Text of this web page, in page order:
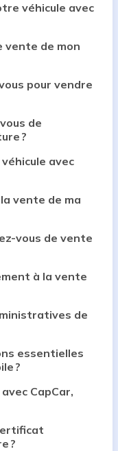
véhicule avec
vente de mon
pour vendre
de
?
avec
vente de ma
vous de vente
à la vente
de
essentielles
?
CapCar,
?